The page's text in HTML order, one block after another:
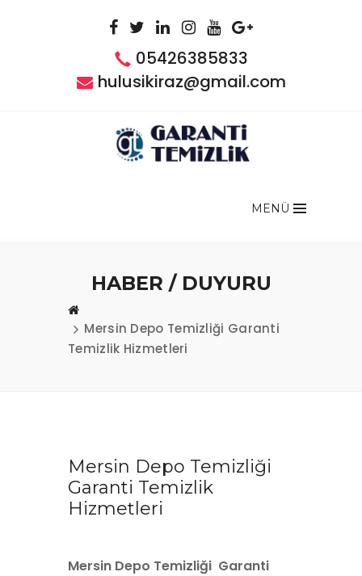
05426385833
hulusikiraz@gmail.com
MENÜ
HABER / DUYURU
Mersin Depo Temizliği Garanti
Temizlik Hizmetleri
Mersin Depo Temizliği
Garanti Temizlik
Hizmetleri
Mersin Depo Temizliği Garanti